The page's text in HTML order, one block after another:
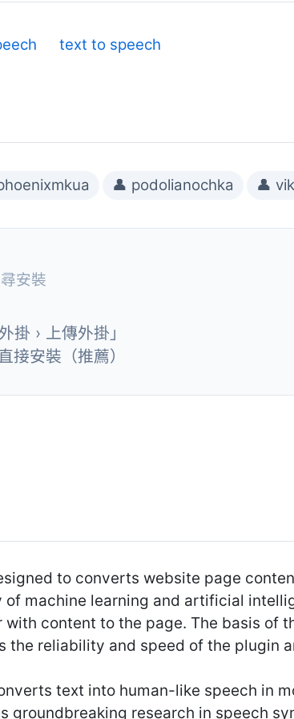
text to speech
👤 podolianochka 👤
安裝
› 上傳外掛」
接安裝（推薦）
to converts website page
of machine learning and artificial
content to the page. The basis of
the reliability and speed of the plugin
text into human-like speech in
groundbreaking research in speech